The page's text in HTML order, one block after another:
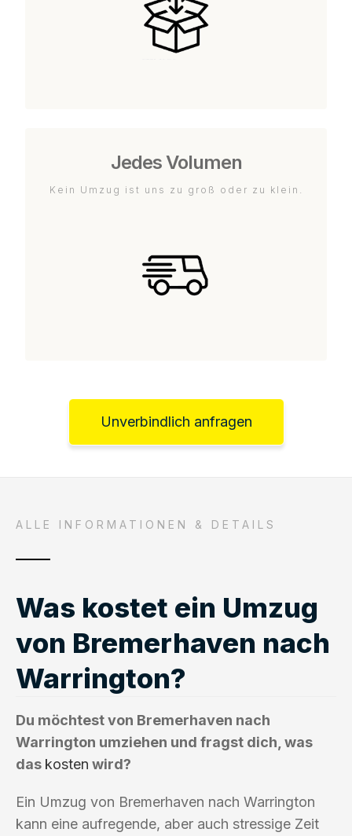
Jedes Volumen
Kein Umzug ist uns zu groß oder zu klein.
Unverbindlich anfragen
ALLE INFORMATIONEN & DETAILS
Was kostet ein Umzug
von Bremerhaven nach
Warrington?
Du möchtest von Bremerhaven nach
Warrington umziehen und fragst dich, was
das kosten wird?
Ein Umzug von Bremerhaven nach Warrington
kann eine aufregende, aber auch stressige Zeit